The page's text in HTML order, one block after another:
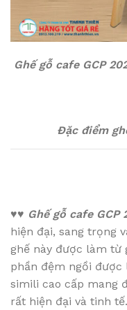
Ghế gỗ cafe GCP
Đặc điểm
♥♥ Ghế gỗ cafe GCP
hiện đại, sang trọng
ghế này được làm từ
phần đệm ngồi được
simili cao cấp mang
rất hiện đại và tinh tế.